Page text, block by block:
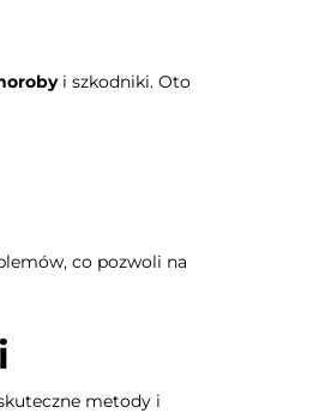
i szkodniki. Oto
co pozwoli na
metody i